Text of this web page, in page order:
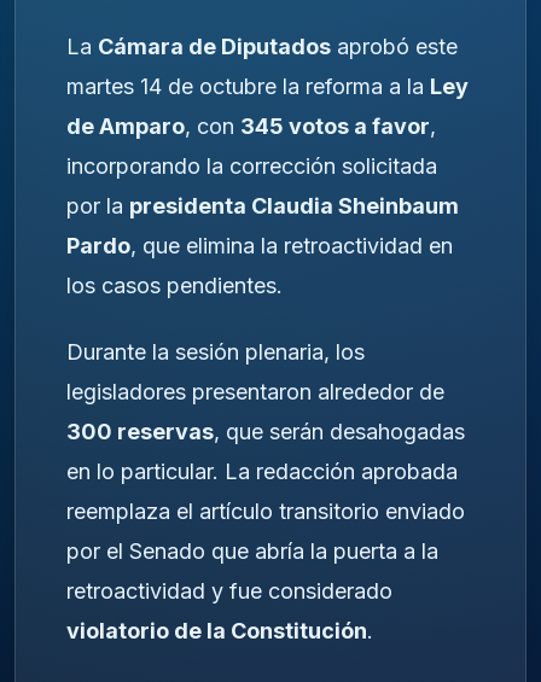
La Cámara de Diputados aprobó este
martes 14 de octubre la reforma a la Ley
de Amparo, con 345 votos a favor,
incorporando la corrección solicitada
por la presidenta Claudia Sheinbaum
Pardo, que elimina la retroactividad en
los casos pendientes.
Durante la sesión plenaria, los
legisladores presentaron alrededor de
300 reservas, que serán desahogadas
en lo particular. La redacción aprobada
reemplaza el artículo transitorio enviado
por el Senado que abría la puerta a la
retroactividad y fue considerado
violatorio de la Constitución.